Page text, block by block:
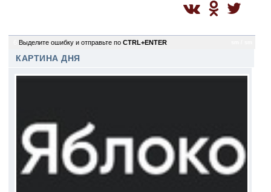
Выделите ошибку и отправьте по CTRL+ENTER
КАРТИНА ДНЯ